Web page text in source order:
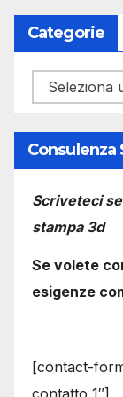
Categorie
Categorie
Consulenza
Scriveteci
stampa 3d
Se volete
esigenze
[contact-